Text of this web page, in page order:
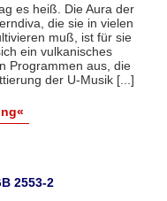
es heiß. Die Aura der
die sie in vielen
muß, ist für sie
ein vulkanisches
Programmen aus, die
der U-Musik [...]
2553-2